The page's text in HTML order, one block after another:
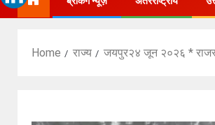
Home राज्य जयपुर२४ जून २०२६ *